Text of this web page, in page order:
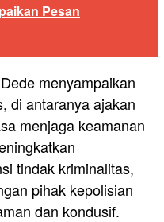
Pesan
menyampaikan
di antaranya ajakan
menjaga keamanan
tindak kriminalitas,
pihak kepolisian
dan kondusif.